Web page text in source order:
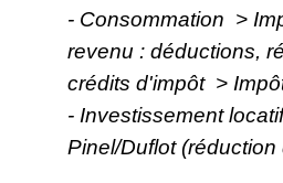
- Consommation >
revenu : déductions,
crédits d'impôt >
- Investissement
Pinel/Duflot (réduction